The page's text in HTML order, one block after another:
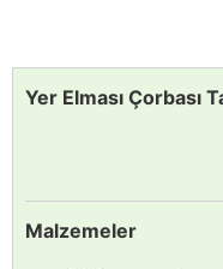
Yer Elması Çorbası
Malzemeler